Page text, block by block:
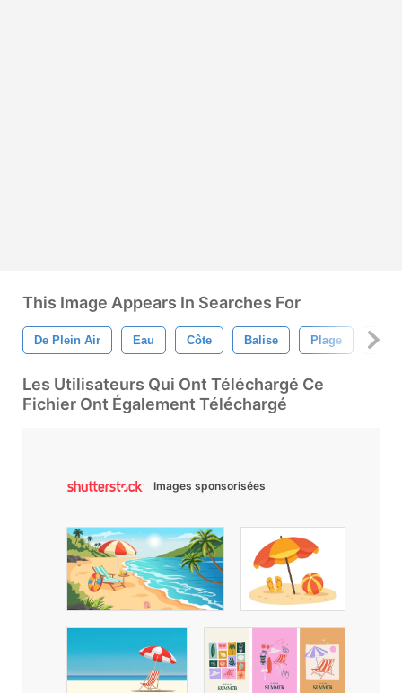
This Image Appears In Searches For
De Plein Air Eau Côte Balise Plage
Les Utilisateurs Qui Ont Téléchargé Ce
Fichier Ont Également Téléchargé
Images sponsorisées